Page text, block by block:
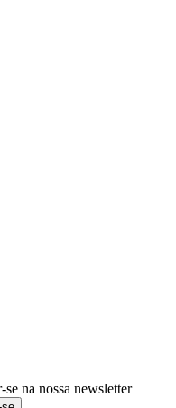
na nossa newsletter